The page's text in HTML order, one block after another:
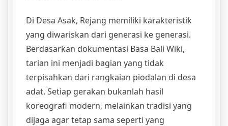
Di Desa Asak, Rejang memiliki karakteristik
yang diwariskan dari generasi ke generasi.
Berdasarkan dokumentasi Basa Bali Wiki,
tarian ini menjadi bagian yang tidak
terpisahkan dari rangkaian piodalan di desa
adat. Setiap gerakan bukanlah hasil
koreografi modern, melainkan tradisi yang
dijaga agar tetap sama seperti yang